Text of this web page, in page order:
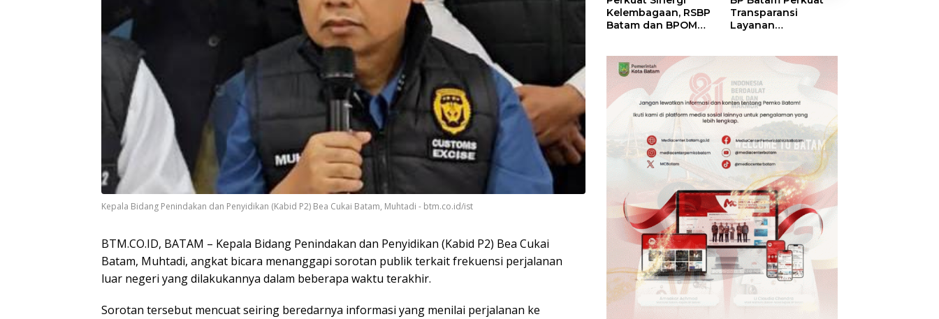
Kepala Bidang Penindakan dan Penyidikan (Kabid P2) Bea Cukai Batam, Muhtadi - btm.co.id/ist
BTM.CO.ID, BATAM – Kepala Bidang Penindakan dan Penyidikan (Kabid P2) Bea Cukai
Batam, Muhtadi, angkat bicara menanggapi sorotan publik terkait frekuensi perjalanan
luar negeri yang dilakukannya dalam beberapa waktu terakhir.
Sorotan tersebut mencuat seiring beredarnya informasi yang menilai perjalanan ke
Kelembagaan, RSBP
Batam dan BPOM
Obat Aman
Transparansi
Layanan
Segera Hadir Melalui
LMS